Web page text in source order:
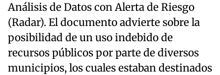
Análisis de Datos con Alerta de Riesgo
(Radar). El documento advierte sobre la
posibilidad de un uso indebido de
recursos públicos por parte de diversos
municipios, los cuales estaban destinados